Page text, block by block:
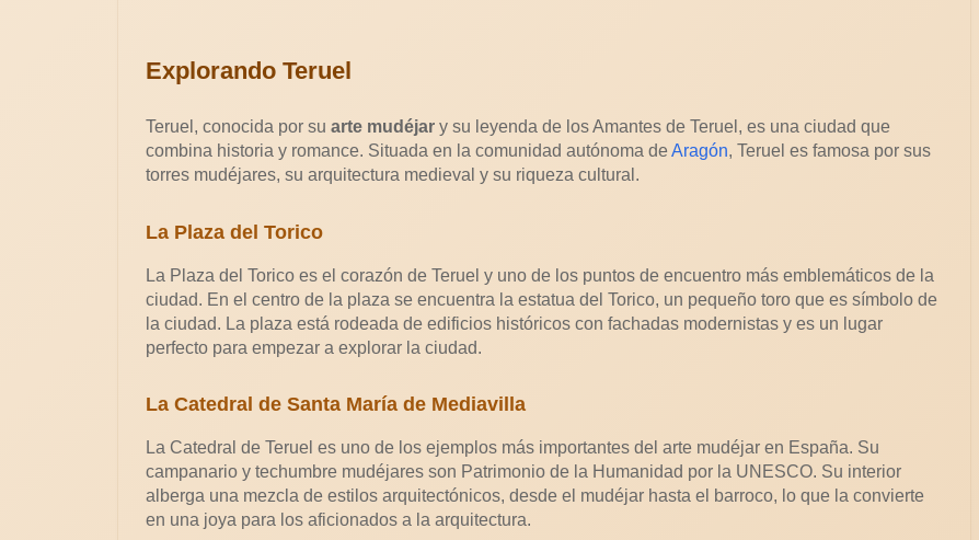
Explorando Teruel
Teruel, conocida por su arte mudéjar y su leyenda de los Amantes de Teruel, es una ciudad que
combina historia y romance. Situada en la comunidad autónoma de Aragón, Teruel es famosa por sus
torres mudéjares, su arquitectura medieval y su riqueza cultural.
La Plaza del Torico
La Plaza del Torico es el corazón de Teruel y uno de los puntos de encuentro más emblemáticos de la
ciudad. En el centro de la plaza se encuentra la estatua del Torico, un pequeño toro que es símbolo de
la ciudad. La plaza está rodeada de edificios históricos con fachadas modernistas y es un lugar
perfecto para empezar a explorar la ciudad.
La Catedral de Santa María de Mediavilla
La Catedral de Teruel es uno de los ejemplos más importantes del arte mudéjar en España. Su
campanario y techumbre mudéjares son Patrimonio de la Humanidad por la UNESCO. Su interior
alberga una mezcla de estilos arquitectónicos, desde el mudéjar hasta el barroco, lo que la convierte
en una joya para los aficionados a la arquitectura.